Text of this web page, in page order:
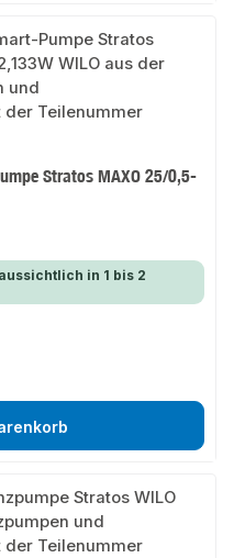
Stratos MAXO 25/0,5-
in 1 bis 2